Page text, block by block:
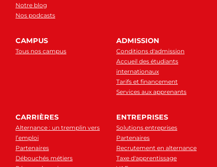
Notre blog
Nos podcasts
CAMPUS
Tous nos campus
ADMISSION
Conditions d'admission
Accueil des étudiants
internationaux
Tarifs et financement
Services aux apprenants
CARRIÈRES
Alternance : un tremplin vers
l’emploi
Partenaires
Débouchés métiers
ENTREPRISES
Solutions entreprises
Partenaires
Recrutement en alternance
Taxe d'apprentissage